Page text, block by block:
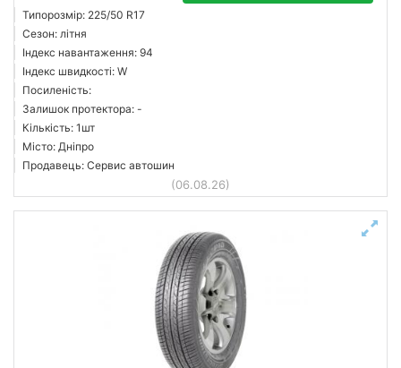
Типорозмір: 225/50 R17
Сезон: літня
Індекс навантаження: 94
Індекс швидкості: W
Посиленість:
Залишок протектора: -
Кількість: 1шт
Місто: Дніпро
Продавець: Сервис автошин
(06.08.26)